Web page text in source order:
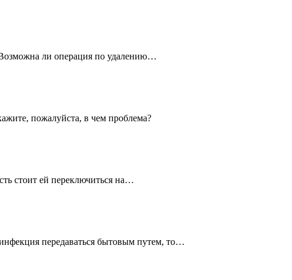
Возможна ли операция по удалению…
пожалуйста, в чем проблема?
стоит ей переключиться на…
передаваться бытовым путем, то…